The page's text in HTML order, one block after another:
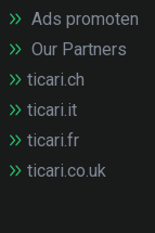
Ads promoten
Our Partners
ticari.ch
ticari.it
ticari.fr
ticari.co.uk